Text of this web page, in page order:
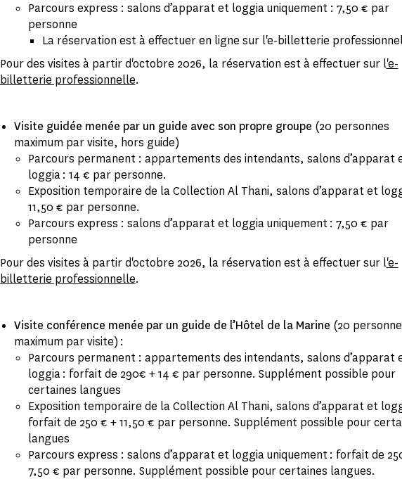
Parcours express : salons d’apparat et loggia uniquement : 7,50 € par
personne
La réservation est à effectuer en ligne sur l'e-billetterie
Pour des visites à partir d'octobre 2026, la réservation est à effectuer sur l'e-
billetterie professionnelle.
Visite guidée menée par un guide avec son propre groupe (20 personnes
maximum par visite, hors guide)
Parcours permanent : appartements des intendants, salons d’apparat
loggia : 14 € par personne.
Exposition temporaire de la Collection Al Thani, salons d’apparat et
11,50 € par personne.
Parcours express : salons d’apparat et loggia uniquement : 7,50 € par
personne
Pour des visites à partir d'octobre 2026, la réservation est à effectuer sur l'e-
billetterie professionnelle.
Visite conférence menée par un guide de l’Hôtel de la Marine (20
maximum par visite) :
Parcours permanent : appartements des intendants, salons d’apparat
loggia : forfait de 290€ + 14 € par personne. Supplément possible pour
certaines langues
Exposition temporaire de la Collection Al Thani, salons d’apparat et
forfait de 250 € + 11,50 € par personne. Supplément possible pour
langues
Parcours express : salons d’apparat et loggia uniquement : forfait de
7,50 € par personne. Supplément possible pour certaines langues.